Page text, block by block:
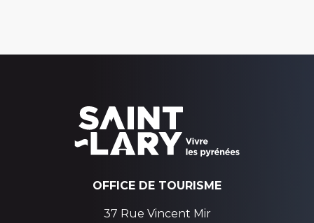
OFFICE DE TOURISME
37 Rue Vincent Mir